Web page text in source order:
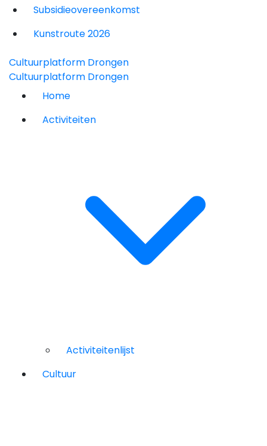
Subsidieovereenkomst
Kunstroute 2026
Cultuurplatform Drongen
Cultuurplatform Drongen
Home
Activiteiten
Activiteitenlijst
Cultuur